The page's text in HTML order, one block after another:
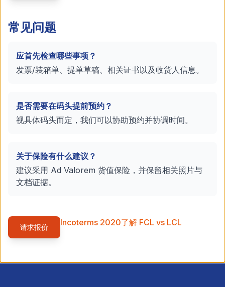
常见问题
应首先检查哪些事项？
发票/装箱单、提单草稿、相关证书以及收货人信息。
是否需要在码头提前预约？
视具体码头而定，我们可以协助预约并协调时间。
关于保险有什么建议？
建议采用 Ad Valorem 货值保险，并保留相关照片与
文档证据。
请求报价 Incoterms 2020了解 FCL vs LCL